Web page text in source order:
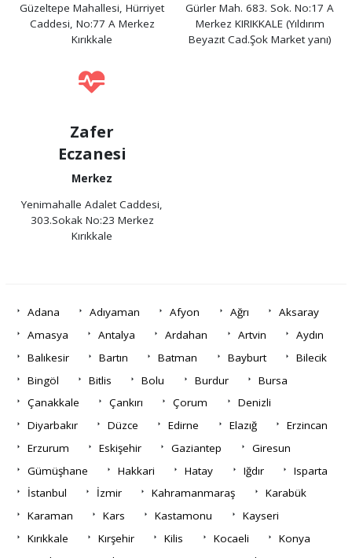
Güzeltepe Mahallesi, Hürriyet
Caddesi, No:77 A Merkez
Kırıkkale
Gürler Mah. 683. Sok. No:17 A
Merkez KIRIKKALE (Yıldırım
Beyazıt Cad.Şok Market yanı)
Zafer
Eczanesi
Merkez
Yenimahalle Adalet Caddesi,
303.Sokak No:23 Merkez
Kırıkkale
Adana Adıyaman Afyon Ağrı
Aksaray
Amasya
Antalya Ardahan Artvin
Aydın
Balıkesir
Bartın Batman Bayburt
Bilecik
Bingöl
Bitlis Bolu Burdur
Bursa
Çanakkale
Çankırı Çorum
Denizli
Diyarbakır
Düzce Edirne Elazığ
Erzincan
Erzurum
Eskişehir Gaziantep
Giresun
Gümüşhane
Hakkari Hatay Iğdır
Isparta
İstanbul
İzmir Kahramanmaraş
Karabük
Karaman
Kars Kastamonu
Kayseri
Kırıkkale
Kırşehir Kilis Kocaeli
Konya